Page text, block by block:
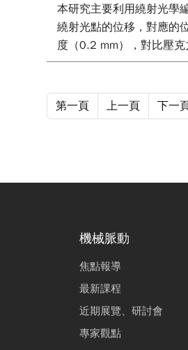
本研究主要利用繞射光學
繞射光點的位移，對應的
度（0.2 mm），對比壓
第一頁 上一頁 下一
機械脈動
焦點報導
最新課程
近期展覽、研討會
專家觀點